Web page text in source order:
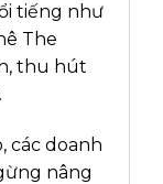
tiếng như
The
thu hút
các doanh
nâng